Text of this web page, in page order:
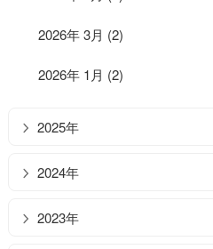
2026年 3月 (2)
2026年 1月 (2)
2025年
2024年
2023年